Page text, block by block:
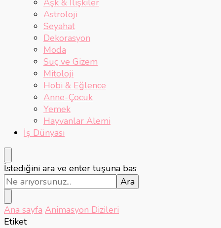
Aşk & İlişkiler
Astroloji
Seyahat
Dekorasyon
Moda
Suç ve Gizem
Mitoloji
Hobi & Eğlence
Anne-Çocuk
Yemek
Hayvanlar Alemi
İş Dünyası
Bir
şey
mi
arıyorsunuz?
İstediğini ara ve enter tuşuna bas
Ana sayfa Animasyon Dizileri
Etiket